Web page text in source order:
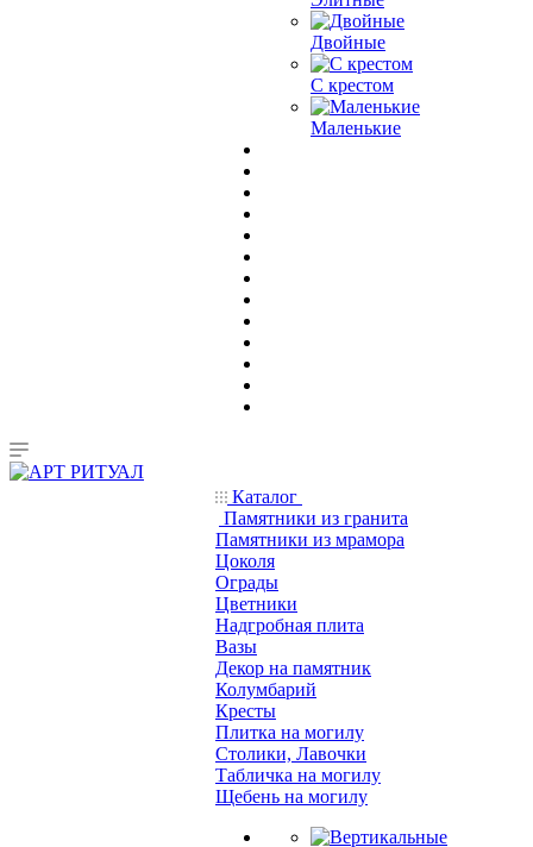
Двойные
С крестом
Маленькие
Каталог
Памятники из гранита
Памятники из мрамора
Цоколя
Ограды
Цветники
Надгробная плита
Вазы
Декор на памятник
Колумбарий
Кресты
Плитка на могилу
Столики, Лавочки
Табличка на могилу
Щебень на могилу